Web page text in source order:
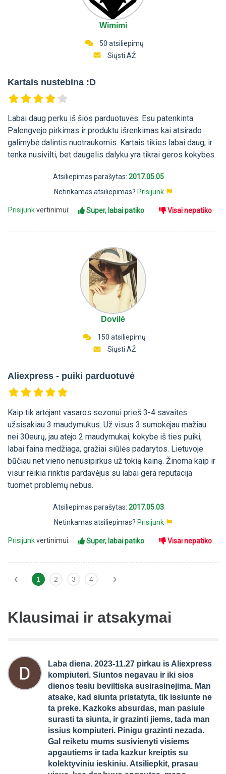
Wimimi
50 atsiliepimų
Siųsti AŽ
Kartais nustebina :D
Labai daug perku iš šios parduotuvės. Esu patenkinta.
Palengvejo pirkimas ir produktu išrenkimas kai atsirado
galimybė dalintis nuotraukomis. Kartais tikies labai daug, ir
tenka nusivilti, bet daugelis dalyku yra tikrai geros kokybės.
Atsiliepimas parašytas: 2017.05.05
Netinkamas atsiliepimas? Prisijunk
Prisijunkvertinimui: Super, labai patiko Visai nepatiko
Dovilė
150 atsiliepimų
Siųsti AŽ
Aliexpress - puiki parduotuvė
Kaip tik artėjant vasaros sezonui prieš 3-4 savaitės
užsisakiau 3 maudymukus. Už visus 3 sumokėjau mažiau
nei 30eurų, jau atėjo 2 maudymukai, kokybė iš ties puiki,
labai faina medžiaga, gražiai siūlės padarytos. Lietuvoje
būčiau net vieno nenusipirkus už tokią kainą. Žinoma kaip ir
visur reikia rinktis pardavėjus su labai gera reputacija
tuomet problemų nebus.
Atsiliepimas parašytas: 2017.05.03
Netinkamas atsiliepimas? Prisijunk
Prisijunkvertinimui: Super, labai patiko Visai nepatiko
‹ 1 2 3 4 ›
Klausimai ir atsakymai
Laba diena. 2023-11.27 pirkau is Aliexpress
kompiuteri. Siuntos negavau ir iki sios
dienos tesiu beviltiska susirasinejima. Man
atsake, kad siunta pristatyta, tik issiunte ne
ta preke. Kazkoks absurdas, man pasiule
surasti ta siunta, ir grazinti jiems, tada man
issius kompiuteri. Pinigu grazinti nezada.
Gal reiketu mums susivienyti visiems
apgautiems ir tada kazkur kreiptis su
kolektyviniu ieskiniu. Atsiliepkit, prasau